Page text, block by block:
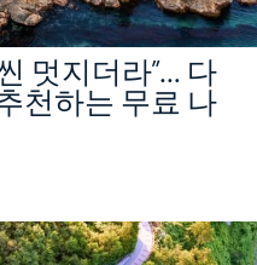
멋지더라”… 다
천하는 무료 나